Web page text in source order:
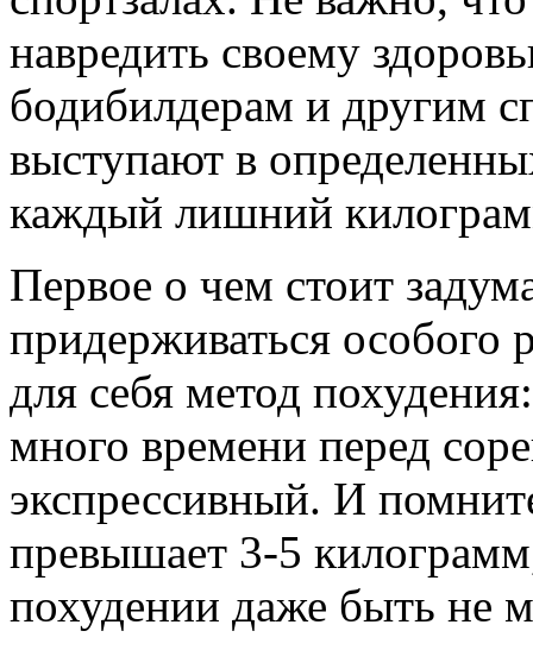
навредить своему
бодибилдерам и другим
выступают в
каждый лишний
Первое о чем стоит
придерживаться особого
для себя метод
много времени перед
экспрессивный. И
превышает 3-5
похудении даже быть не